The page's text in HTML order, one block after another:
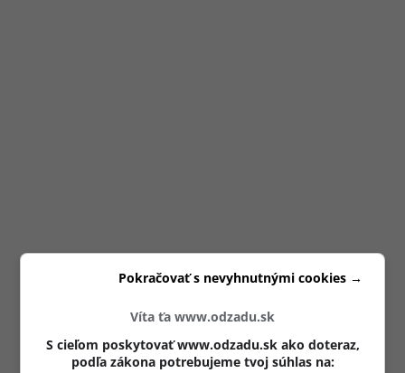
Víta ťa www.odzadu.sk
S cieľom poskytovať www.odzadu.sk ako doteraz,
podľa zákona potrebujeme tvoj súhlas na:
Pokračovať s nevyhnutnými cookies →